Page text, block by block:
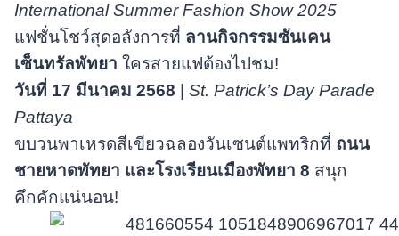
International Summer Fashion Show 2025
แฟชั่นโชว์สุดอลังการที่ ลานกิจกรรมซันเคน
เซ็นทรัลพัทยา ใครสายแฟต้องไปชม!
วันที่ 17 มีนาคม 2568
St. Patrick’s Day Parade
Pattaya
ขบวนพาเหรดสีเขียวฉลองวันเซนต์แพทริกที่ ถนน
ชายหาดพัทยา และโรงเรียนเมืองพัทยา 8 สนุก
คึกคักแน่นอน!